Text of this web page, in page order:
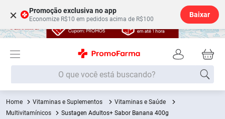
× Promoção exclusiva no app
Economize R$10 em pedidos acima de R$100
Baixar
O que você está buscando?
Vitaminas e Suplementos
Vitaminas e Saúde
Multivitamínicos
Sustagen Adultos+ Sabor Banana 400g
Termos mais buscados